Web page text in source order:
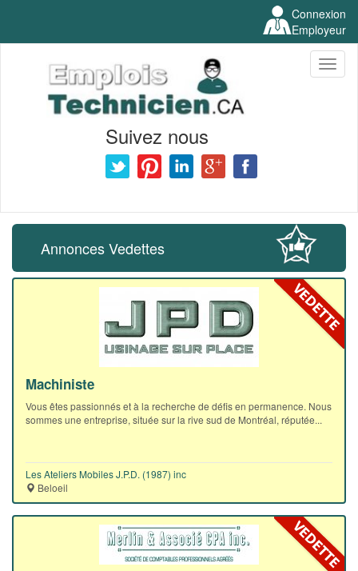
Connexion
Employeur
Suivez nous
Annonces Vedettes
Machiniste
Vous êtes passionnés et à la recherche de défis en permanence. Nous
sommes une entreprise, située sur la rive sud de Montréal, réputée...
Les Ateliers Mobiles J.P.D. (1987) inc
Beloeil